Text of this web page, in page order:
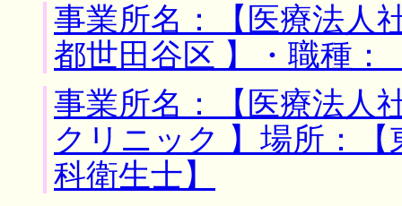
事業所名：【医療法人
都世田谷区 】・職種：
事業所名：【医療法
クリニック 】場所：
科衛生士】